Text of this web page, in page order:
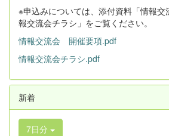
※申込みについては、添付資料「情報
報交流会チラシ」をご覧ください。
情報交流会 開催要項.pdf
情報交流会チラシ.pdf
新着
7日分